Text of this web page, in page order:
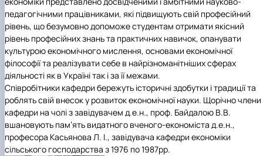
педагогічними працівниками, які підвищують свій професійний
рівень, що безумовно допоможе студентам отримати якісний
рівень професійних знань та практичних навичок, опанувати
культурою економічного мислення, основами економічної
філософії та реалізувати себе в найрізноманітніших сферах
діяльності як в Україні так і за її межами.
Співробітники кафедри бережуть історичні здобутки і традиції та
роблять свій внесок у розвиток економічної науки. Щорічно члени
кафедри на чолі з завідувачем д.е.н., проф. Байдалою В.В.
вшановують пам’ять видатного вченого-економіста д.е.н.,
професора Касьянова Л. І., завідувача кафедри економіки
сільського господарства з 1976 по 1987рр.